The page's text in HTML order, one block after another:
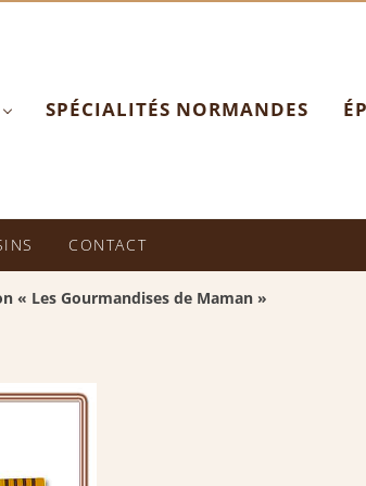
SPÉCIALITÉS NORMANDES
CONTACT
« Les Gourmandises de Maman »